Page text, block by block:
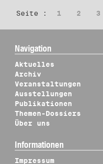
Seite : 1 2 3
Navigation
Aktuelles
Archiv
Veranstaltungen
Ausstellungen
Publikationen
Themen-Dossiers
Über uns
Informationen
Impressum